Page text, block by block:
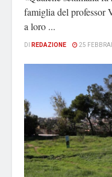
famiglia del professor
a loro ...
DI REDAZIONE 25